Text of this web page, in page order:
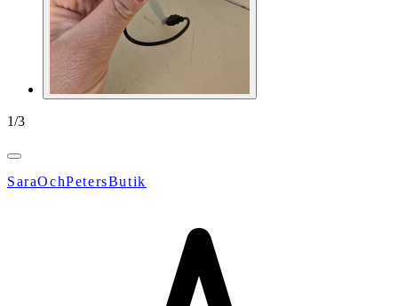
1/3
SaraOchPetersButik